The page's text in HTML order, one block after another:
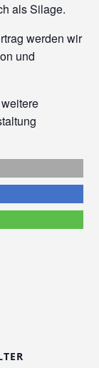
als Silage.
werden wir
und